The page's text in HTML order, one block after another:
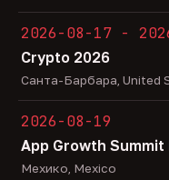
2026-08-17 -
Crypto 2026
Санта-Барбара, United
2026-08-19
App Growth Summit
Мехико, Mexico